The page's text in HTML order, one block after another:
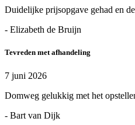
Duidelijke prijsopgave gehad en
- Elizabeth de Bruijn
Tevreden met afhandeling
7 juni 2026
Domweg gelukkig met het
- Bart van Dijk